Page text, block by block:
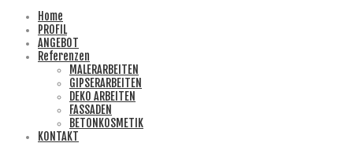
Home
PROFIL
ANGEBOT
Referenzen
MALERARBEITEN
GIPSERARBEITEN
DEKO ARBEITEN
FASSADEN
BETONKOSMETIK
KONTAKT